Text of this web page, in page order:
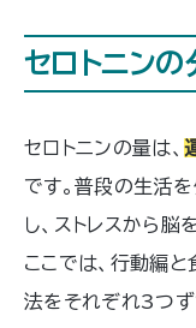
セロトニン
セロトニンの量は、
です。普段の生活
し、ストレスから脳
ここでは、行動編
法をそれぞれ3つず